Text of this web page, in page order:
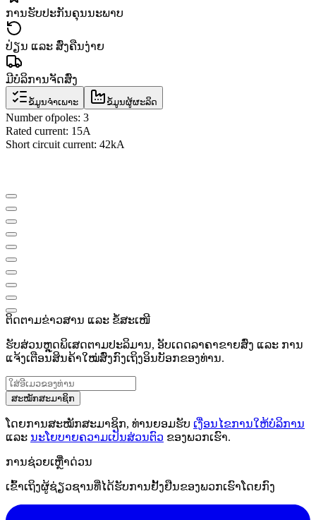
ການຮັບປະກັນຄຸນນະພາບ
ປ່ຽນ ແລະ ສົ່ງຄືນງ່າຍ
ມີບໍລິການຈັດສົ່ງ
ຂໍ້ມູນຈຳເພາະ ຂໍ້ມູນຜູ້ຜະລິດ
Number ofpoles: 3
Rated current: 15A
Short circuit current: 42kA
ຕິດຕາມຂ່າວສານ ແລະ ຂໍ້ສະເໜີ
ຮັບສ່ວນຫຼຸດພິເສດຕາມປະລິມານ, ອັບເດດລາຄາຂາຍສົ່ງ ແລະ ການ
ແຈ້ງເຕືອນສິນຄ້າໃໝ່ສົ່ງກົງເຖິງອິນບັອກຂອງທ່ານ.
ສະໝັກສະມາຊິກ
ໂດຍການສະໝັກສະມາຊິກ, ທ່ານຍອມຮັບ ເງື່ອນໄຂການໃຫ້ບໍລິການ
ແລະ ນະໂຍບາຍຄວາມເປັນສ່ວນຕົວ ຂອງພວກເຮົາ.
ການຊ່ວຍເຫຼືໍາດ່ວນ
ເຂົ້າເຖິງຜູ້ຊ່ຽວຊານທີ່ໄດ້ຮັບການຢັ້ງຢືນຂອງພວກເຮົາໂດຍກົງ